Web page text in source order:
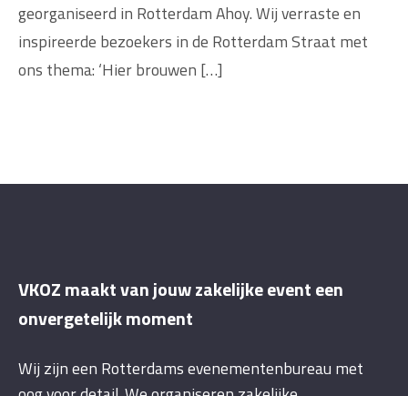
georganiseerd in Rotterdam Ahoy. Wij verraste en
inspireerde bezoekers in de Rotterdam Straat met
ons thema: ‘Hier brouwen […]
VKOZ maakt van jouw zakelijke event een
onvergetelijk moment
Wij zijn een Rotterdams evenementenbureau met